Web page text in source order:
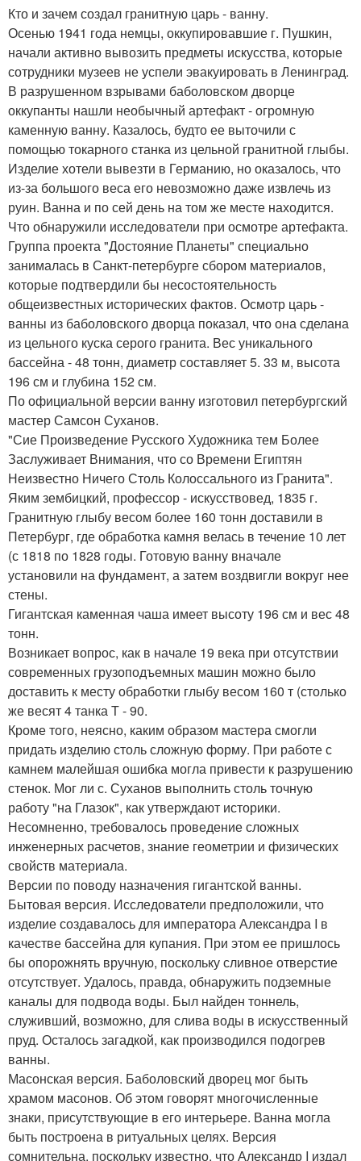
Кто и зачем создал гранитную царь - ванну.
Осенью 1941 года немцы, оккупировавшие г. Пушкин,
начали активно вывозить предметы искусства, которые
сотрудники музеев не успели эвакуировать в Ленинград.
В разрушенном взрывами баболовском дворце
оккупанты нашли необычный артефакт - огромную
каменную ванну. Казалось, будто ее выточили с
помощью токарного станка из цельной гранитной глыбы.
Изделие хотели вывезти в Германию, но оказалось, что
из-за большого веса его невозможно даже извлечь из
руин. Ванна и по сей день на том же месте находится.
Что обнаружили исследователи при осмотре артефакта.
Группа проекта "Достояние Планеты" специально
занималась в Санкт-петербурге сбором материалов,
которые подтвердили бы несостоятельность
общеизвестных исторических фактов. Осмотр царь -
ванны из баболовского дворца показал, что она сделана
из цельного куска серого гранита. Вес уникального
бассейна - 48 тонн, диаметр составляет 5. 33 м, высота
196 см и глубина 152 см.
По официальной версии ванну изготовил петербургский
мастер Самсон Суханов.
"Сие Произведение Русского Художника тем Более
Заслуживает Внимания, что со Времени Египтян
Неизвестно Ничего Столь Колоссального из Гранита".
Яким зембицкий, профессор - искусствовед, 1835 г.
Гранитную глыбу весом более 160 тонн доставили в
Петербург, где обработка камня велась в течение 10 лет
(с 1818 по 1828 годы. Готовую ванну вначале
установили на фундамент, а затем воздвигли вокруг нее
стены.
Гигантская каменная чаша имеет высоту 196 см и вес 48
тонн.
Возникает вопрос, как в начале 19 века при отсутствии
современных грузоподъемных машин можно было
доставить к месту обработки глыбу весом 160 т (столько
же весят 4 танка Т - 90.
Кроме того, неясно, каким образом мастера смогли
придать изделию столь сложную форму. При работе с
камнем малейшая ошибка могла привести к разрушению
стенок. Мог ли с. Суханов выполнить столь точную
работу "на Глазок", как утверждают историки.
Несомненно, требовалось проведение сложных
инженерных расчетов, знание геометрии и физических
свойств материала.
Версии по поводу назначения гигантской ванны.
Бытовая версия. Исследователи предположили, что
изделие создавалось для императора Александра I в
качестве бассейна для купания. При этом ее пришлось
бы опорожнять вручную, поскольку сливное отверстие
отсутствует. Удалось, правда, обнаружить подземные
каналы для подвода воды. Был найден тоннель,
служивший, возможно, для слива воды в искусственный
пруд. Осталось загадкой, как производился подогрев
ванны.
Масонская версия. Баболовский дворец мог быть
храмом масонов. Об этом говорят многочисленные
знаки, присутствующие в его интерьере. Ванна могла
быть построена в ритуальных целях. Версия
сомнительна, поскольку известно, что Александр I издал